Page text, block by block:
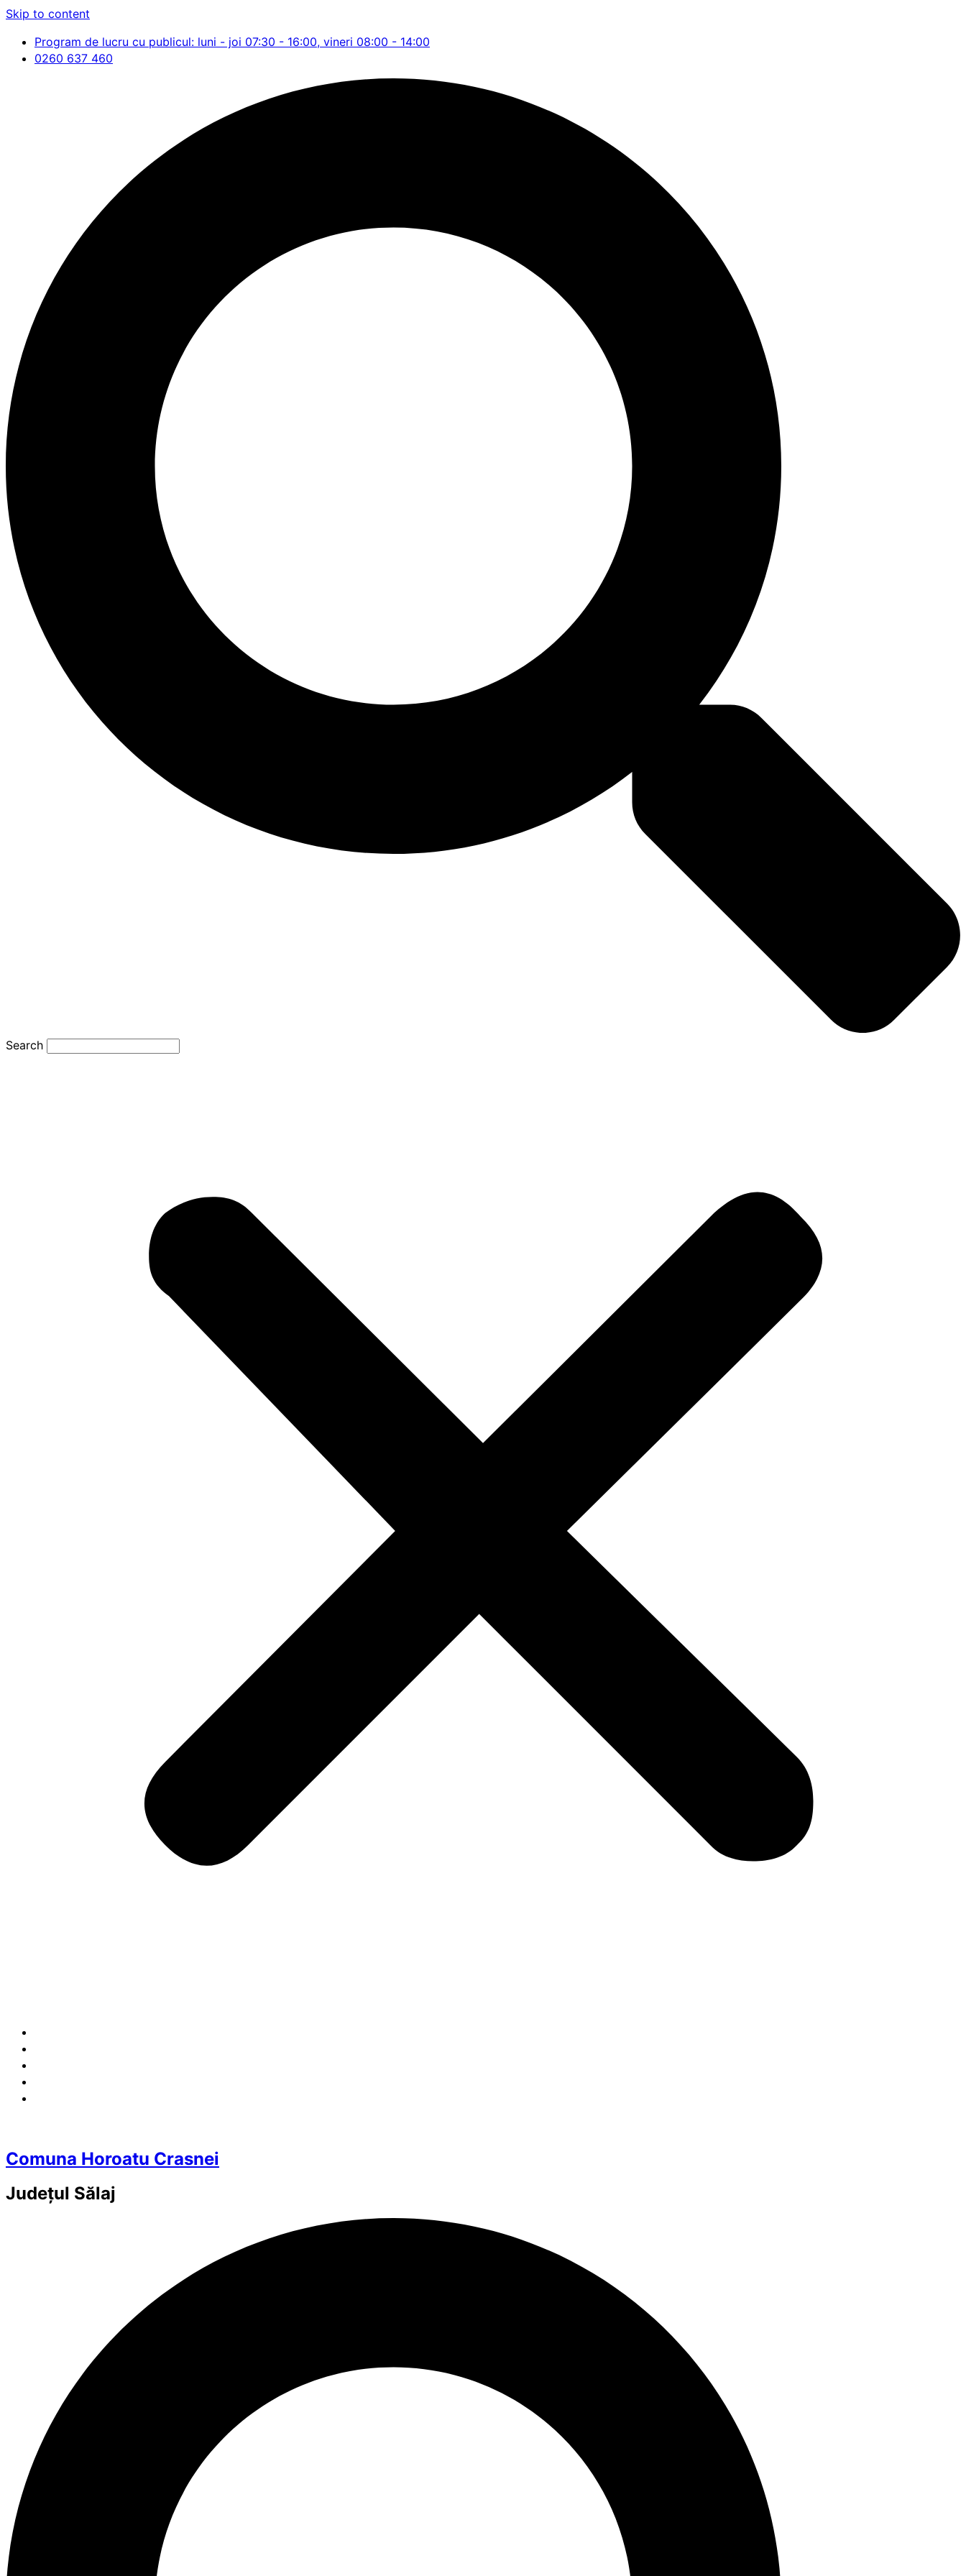
Skip to content
Program de lucru cu publicul: luni - joi 07:30 - 16:00, vineri 08:00 - 14:00
0260 637 460
Search
Comuna Horoatu Crasnei
Județul Sălaj